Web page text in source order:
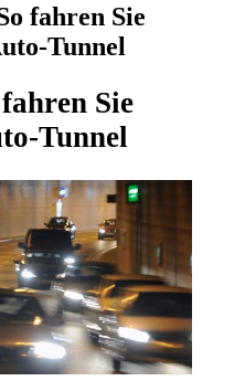
fahren Sie
Tunnel
Sie
Tunnel